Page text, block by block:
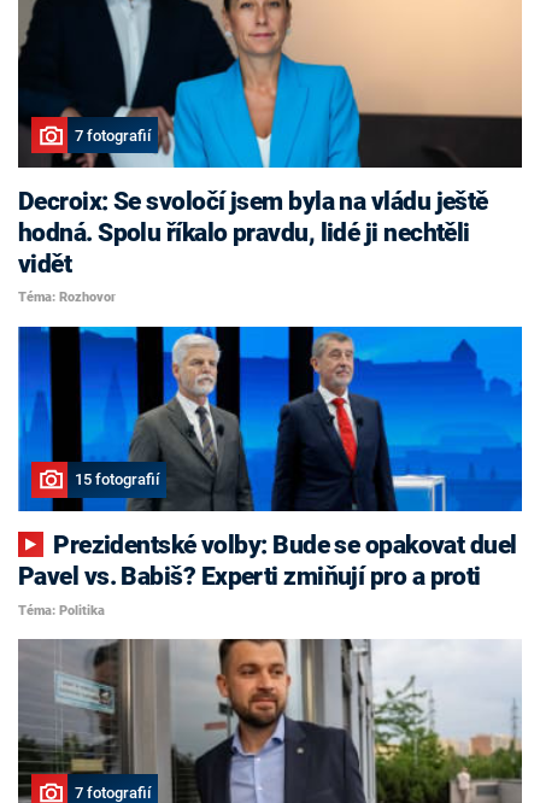
7 fotografií
Decroix: Se svoločí jsem byla na vládu ještě
hodná. Spolu říkalo pravdu, lidé ji nechtěli
vidět
Téma: Rozhovor
15 fotografií
Pavel vs. Babiš? Experti zmiňují pro a proti
Téma: Politika
7 fotografií